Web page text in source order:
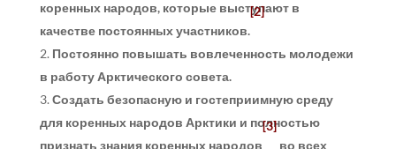
коренных народов, которые выступают в
качестве постоянных участников.
[2]
Постоянно повышать вовлеченность молодежи
в работу Арктического совета.
Создать безопасную и гостеприимную среду
для коренных народов Арктики и полностью
признать знания коренных народов
[3]
во всех